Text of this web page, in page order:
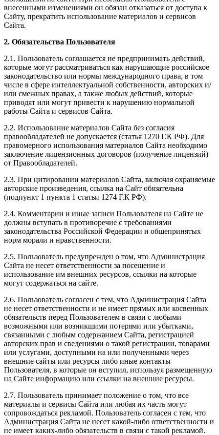
внесенными изменениями он обязан отказаться от доступа к
Сайту, прекратить использование материалов и сервисов
Сайта.
2. Обязательства Пользователя
2.1. Пользователь соглашается не предпринимать действий,
которые могут рассматриваться как нарушающие российское
законодательство или нормы международного права, в том
числе в сфере интеллектуальной собственности, авторских и/
или смежных правах, а также любых действий, которые
приводят или могут привести к нарушению нормальной
работы Сайта и сервисов Сайта.
2.2. Использование материалов Сайта без согласия
правообладателей не допускается (статья 1270 Г.К РФ). Для
правомерного использования материалов Сайта необходимо
заключение лицензионных договоров (получение лицензий)
от Правообладателей.
2.3. При цитировании материалов Сайта, включая охраняемые
авторские произведения, ссылка на Сайт обязательна
(подпункт 1 пункта 1 статьи 1274 Г.К РФ).
2.4. Комментарии и иные записи Пользователя на Сайте не
должны вступать в противоречие с требованиями
законодательства Российской Федерации и общепринятых
норм морали и нравственности.
2.5. Пользователь предупрежден о том, что Администрация
Сайта не несет ответственности за посещение и
использование им внешних ресурсов, ссылки на которые
могут содержаться на сайте.
2.6. Пользователь согласен с тем, что Администрация Сайта
не несет ответственности и не имеет прямых или косвенных
обязательств перед Пользователем в связи с любыми
возможными или возникшими потерями или убытками,
связанными с любым содержанием Сайта, регистрацией
авторских прав и сведениями о такой регистрации, товарами
или услугами, доступными на или полученными через
внешние сайты или ресурсы либо иные контакты
Пользователя, в которые он вступил, используя размещенную
на Сайте информацию или ссылки на внешние ресурсы.
2.7. Пользователь принимает положение о том, что все
материалы и сервисы Сайта или любая их часть могут
сопровождаться рекламой. Пользователь согласен с тем, что
Администрация Сайта не несет какой-либо ответственности и
не имеет каких-либо обязательств в связи с такой рекламой.